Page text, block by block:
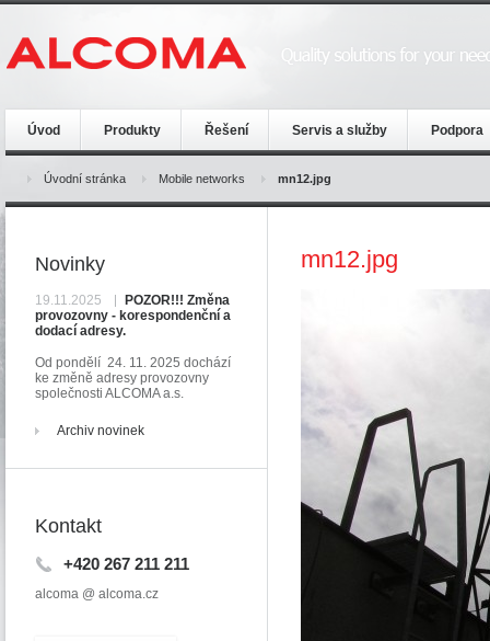
Úvod Produkty Řešení Servis a služby Podpora
Úvodní stránka Mobile networks mn12.jpg
mn12.jpg
Novinky
19.11.2025
POZOR!!! Změna
provozovny - korespondenční a
dodací adresy.
Od pondělí 24. 11. 2025 dochází
ke změně adresy provozovny
společnosti ALCOMA a.s.
Archiv novinek
Kontakt
+420 267 211 211
alcoma @ alcoma.cz